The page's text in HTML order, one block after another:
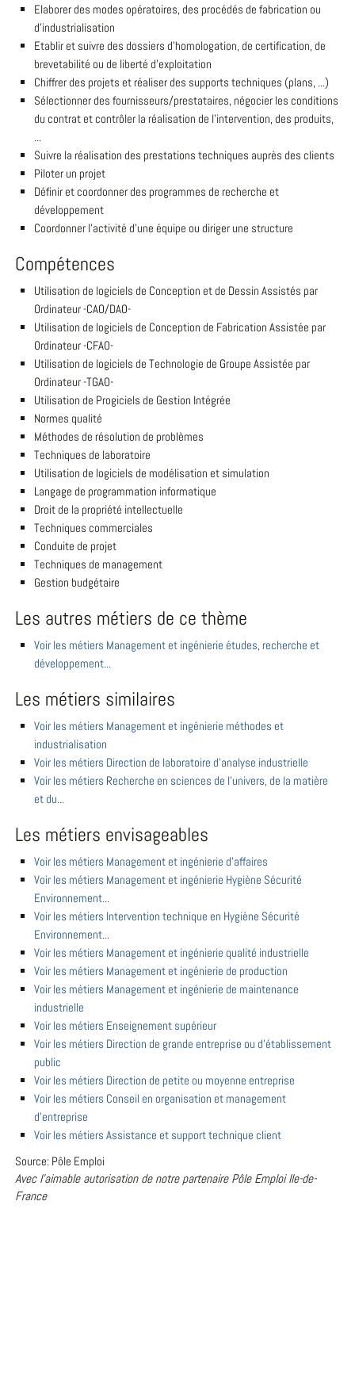
Elaborer des modes opératoires, des procédés de fabrication ou
d'industrialisation
Etablir et suivre des dossiers d'homologation, de certification, de
brevetabilité ou de liberté d'exploitation
Chiffrer des projets et réaliser des supports techniques (plans, ...)
Sélectionner des fournisseurs/prestataires, négocier les conditions
du contrat et contrôler la réalisation de l'intervention, des produits,
...
Suivre la réalisation des prestations techniques auprès des clients
Piloter un projet
Définir et coordonner des programmes de recherche et
développement
Coordonner l'activité d'une équipe ou diriger une structure
Compétences
Utilisation de logiciels de Conception et de Dessin Assistés par
Ordinateur -CAO/DAO-
Utilisation de logiciels de Conception de Fabrication Assistée par
Ordinateur -CFAO-
Utilisation de logiciels de Technologie de Groupe Assistée par
Ordinateur -TGAO-
Utilisation de Progiciels de Gestion Intégrée
Normes qualité
Méthodes de résolution de problèmes
Techniques de laboratoire
Utilisation de logiciels de modélisation et simulation
Langage de programmation informatique
Droit de la propriété intellectuelle
Techniques commerciales
Conduite de projet
Techniques de management
Gestion budgétaire
Les autres métiers de ce thème
Voir les métiers Management et ingénierie études, recherche et
développement...
Les métiers similaires
Voir les métiers Management et ingénierie méthodes et
industrialisation
Voir les métiers Direction de laboratoire d'analyse industrielle
Voir les métiers Recherche en sciences de l'univers, de la matière
et du...
Les métiers envisageables
Voir les métiers Management et ingénierie d'affaires
Voir les métiers Management et ingénierie Hygiène Sécurité
Environnement...
Voir les métiers Intervention technique en Hygiène Sécurité
Environnement...
Voir les métiers Management et ingénierie qualité industrielle
Voir les métiers Management et ingénierie de production
Voir les métiers Management et ingénierie de maintenance
industrielle
Voir les métiers Enseignement supérieur
Voir les métiers Direction de grande entreprise ou d'établissement
public
Voir les métiers Direction de petite ou moyenne entreprise
Voir les métiers Conseil en organisation et management
d'entreprise
Voir les métiers Assistance et support technique client
Source: Pôle Emploi
Avec l'aimable autorisation de notre partenaire Pôle Emploi Ile-de-
France